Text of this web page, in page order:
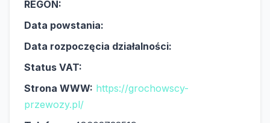
REGON:
Data powstania:
Data rozpoczęcia działalności:
Status VAT:
Strona WWW: https://grochowscy-
przewozy.pl/